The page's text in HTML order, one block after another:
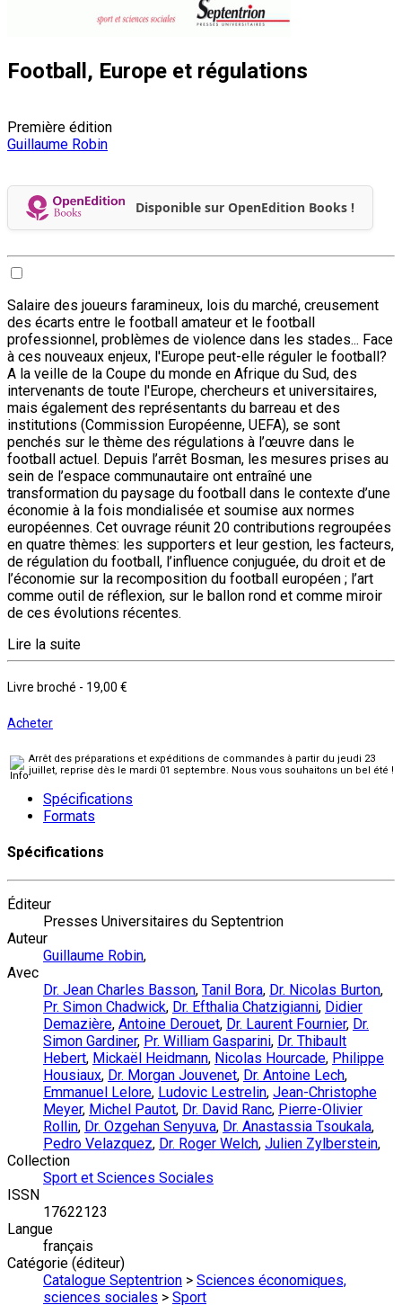
Football, Europe et régulations
Première édition
Guillaume Robin
Disponible sur OpenEdition Books !
Salaire des joueurs faramineux, lois du marché, creusement
des écarts entre le football amateur et le football
professionnel, problèmes de violence dans les stades... Face
à ces nouveaux enjeux, l'Europe peut-elle réguler le football?
A la veille de la Coupe du monde en Afrique du Sud, des
intervenants de toute l'Europe, chercheurs et universitaires,
mais également des représentants du barreau et des
institutions (Commission Européenne, UEFA), se sont
penchés sur le thème des régulations à l’œuvre dans le
football actuel. Depuis l’arrêt Bosman, les mesures prises au
sein de l’espace communautaire ont entraîné une
transformation du paysage du football dans le contexte d’une
économie à la fois mondialisée et soumise aux normes
européennes. Cet ouvrage réunit 20 contributions regroupées
en quatre thèmes: les supporters et leur gestion, les facteurs,
de régulation du football, l’influence conjuguée, du droit et de
l’économie sur la recomposition du football européen ; l’art
comme outil de réflexion, sur le ballon rond et comme miroir
de ces évolutions récentes.
Lire la suite
Livre broché - 19,00 €
Acheter
Arrêt des préparations et expéditions de commandes à partir du jeudi 23
juillet, reprise dès le mardi 01 septembre. Nous vous souhaitons un bel été !
Spécifications
Formats
Spécifications
Éditeur
Presses Universitaires du Septentrion
Auteur
Guillaume Robin,
Avec
Dr. Jean Charles Basson, Tanil Bora, Dr. Nicolas Burton,
Pr. Simon Chadwick, Dr. Efthalia Chatzigianni, Didier
Demazière, Antoine Derouet, Dr. Laurent Fournier, Dr.
Simon Gardiner, Pr. William Gasparini, Dr. Thibault
Hebert, Mickaël Heidmann, Nicolas Hourcade, Philippe
Housiaux, Dr. Morgan Jouvenet, Dr. Antoine Lech,
Emmanuel Lelore, Ludovic Lestrelin, Jean-Christophe
Meyer, Michel Pautot, Dr. David Ranc, Pierre-Olivier
Rollin, Dr. Ozgehan Senyuva, Dr. Anastassia Tsoukala,
Pedro Velazquez, Dr. Roger Welch, Julien Zylberstein,
Collection
Sport et Sciences Sociales
ISSN
17622123
Langue
français
Catégorie (éditeur)
Catalogue Septentrion > Sciences économiques,
sciences sociales > Sport